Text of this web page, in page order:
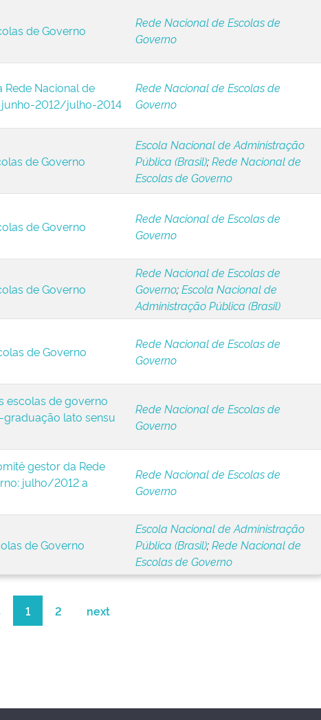
de Governo
Rede Nacional de Escolas de
Governo
Nacional de
junho-2012/julho-2014
Rede Nacional de Escolas de
Governo
de Governo
Escola Nacional de Administração
Pública (Brasil);Rede Nacional de
Escolas de Governo
de Governo
Rede Nacional de Escolas de
Governo
de Governo
Rede Nacional de Escolas de
Governo;Escola Nacional de
Administração Pública (Brasil)
de Governo
Rede Nacional de Escolas de
Governo
escolas de governo
lato sensu
Rede Nacional de Escolas de
Governo
gestor da Rede
julho/2012 a
Rede Nacional de Escolas de
Governo
de Governo
Escola Nacional de Administração
Pública (Brasil);Rede Nacional de
Escolas de Governo
1 2 next